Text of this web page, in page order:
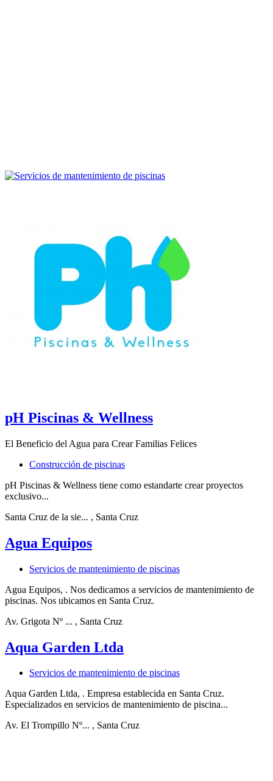
pH Piscinas & Wellness
El Beneficio del Agua para Crear Familias Felices
Construcción de piscinas
pH Piscinas & Wellness tiene como estandarte crear proyectos
exclusivo...
Santa Cruz de la sie... , Santa Cruz
Agua Equipos
Servicios de mantenimiento de piscinas
Agua Equipos, . Nos dedicamos a servicios de mantenimiento de
piscinas. Nos ubicamos en Santa Cruz.
Av. Grigota Nº ... , Santa Cruz
Aqua Garden Ltda
Servicios de mantenimiento de piscinas
Aqua Garden Ltda, . Empresa establecida en Santa Cruz.
Especializados en servicios de mantenimiento de piscina...
Av. El Trompillo Nº... , Santa Cruz